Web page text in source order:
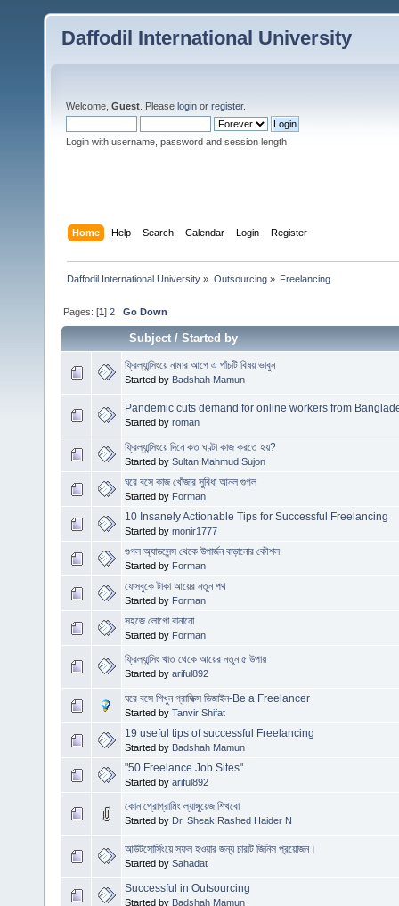
Daffodil International University
Welcome, Guest . Please login or register.
Login with username, password and session length
Home Help Search Calendar Login Register
Daffodil International University » Outsourcing» Freelancing
Pages: [1]2 Go Down
Subject/Started by
ফ্রিল্যান্সিংয়ে নামার আগে এ পাঁচটি বিষয় ভাবুন
Started by Badshah Mamun
Pandemic cuts demand for online workers from
Started by roman
ফ্রিল্যান্সিংয়ে দিনে কত ঘণ্টা কাজ করতে হয়?
Started by Sultan Mahmud Sujon
ঘরে বসে কাজ খোঁজার সুবিধা আনল গুগল
Started by Forman
10 Insanely Actionable Tips for Successful Freelancing
Started by monir1777
গুগল অ্যাডসেন্স থেকে উপার্জন বাড়ানোর কৌশল
Started by Forman
ফেসবুকে টাকা আয়ের নতুন পথ
Started by Forman
সহজে লোগো বানানো
Started by Forman
ফ্রিল্যান্সিং খাত থেকে আয়ের নতুন ৫ উপায়
Started by ariful892
ঘরে বসে শিখুন গ্রাফিক্স ডিজাইন-Be a Freelancer
Started by Tanvir Shifat
19 useful tips of successful Freelancing
Started by Badshah Mamun
"50 Freelance Job Sites"
Started by ariful892
কোন প্রোগ্রামিং ল্যাঙ্গুয়েজ শিখবো
Started by Dr. Sheak Rashed Haider N
আউটসোর্সিংয়ে সফল হওয়ার জন্য চারটি জিনিস প্রয়োজন।
Started by Sahadat
Successful in Outsourcing
Started by Badshah Mamun